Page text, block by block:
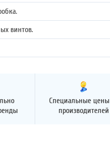
винтов.
Специальные
производителей